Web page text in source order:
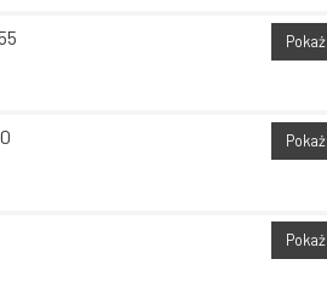
Pokaż
Pokaż
Pokaż